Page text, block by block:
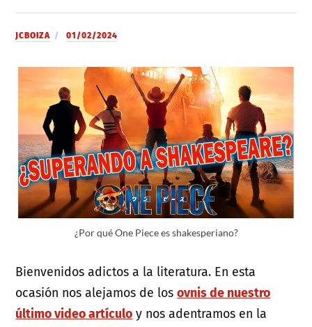
JCBOIZA 01/02/2024
¿Por qué One Piece es shakesperiano?
Bienvenidos adictos a la literatura. En esta
ocasión nos alejamos de losovnis de nuestro
último video artículo y nos adentramos en la